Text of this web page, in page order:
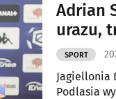
Adrian
urazu,
SPORT
Jagiellonia
Podlasia